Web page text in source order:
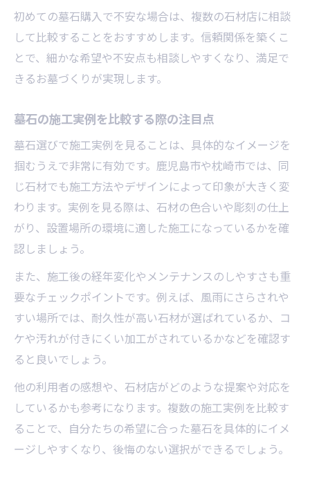
初めての墓石購入で不安な場合は、複数の石材店に相談
して比較することをおすすめします。信頼関係を築くこ
とで、細かな希望や不安点も相談しやすくなり、満足で
きるお墓づくりが実現します。
墓石の施工実例を比較する際の注目点
墓石選びで施工実例を見ることは、具体的なイメージを
掴むうえで非常に有効です。鹿児島市や枕崎市では、同
じ石材でも施工方法やデザインによって印象が大きく変
わります。実例を見る際は、石材の色合いや彫刻の仕上
がり、設置場所の環境に適した施工になっているかを確
認しましょう。
また、施工後の経年変化やメンテナンスのしやすさも重
要なチェックポイントです。例えば、風雨にさらされや
すい場所では、耐久性が高い石材が選ばれているか、コ
ケや汚れが付きにくい加工がされているかなどを確認す
ると良いでしょう。
他の利用者の感想や、石材店がどのような提案や対応を
しているかも参考になります。複数の施工実例を比較す
ることで、自分たちの希望に合った墓石を具体的にイメ
ージしやすくなり、後悔のない選択ができるでしょう。